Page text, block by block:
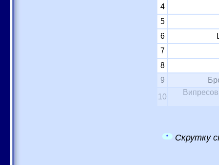
4
5
6
7
8
9
10
* Скрутку